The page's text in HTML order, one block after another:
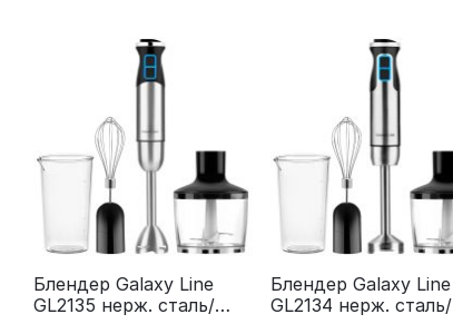
Блендер Galaxy Line
GL2135 нерж. сталь/
Блендер Galaxy Line
GL2134 нерж. сталь/